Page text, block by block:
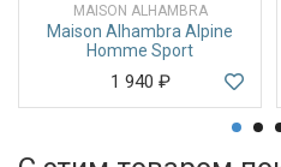
MAISON ALHAMBRA
Maison Alhambra Alpine
Homme Sport
1 940 ₽